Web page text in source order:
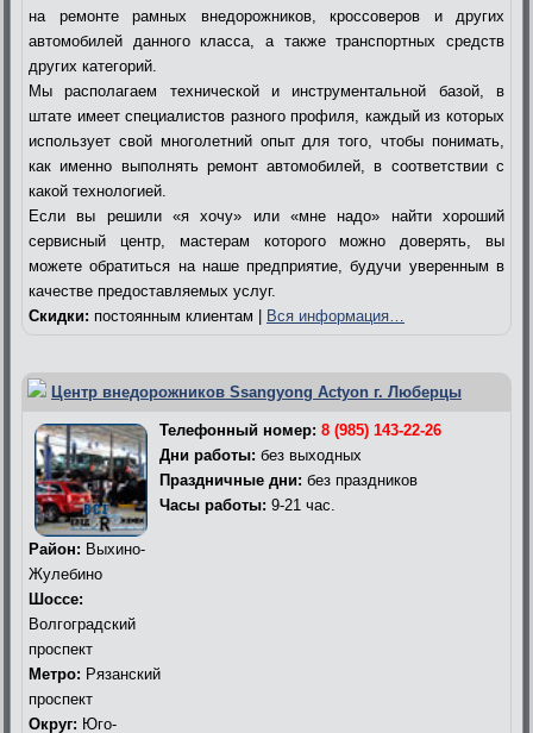
на ремонте рамных внедорожников, кроссоверов и других
автомобилей данного класса, а также транспортных средств
других категорий.
Мы располагаем технической и инструментальной базой, в
штате имеет специалистов разного профиля, каждый из которых
использует свой многолетний опыт для того, чтобы понимать,
как именно выполнять ремонт автомобилей, в соответствии с
какой технологией.
Если вы решили «я хочу» или «мне надо» найти хороший
сервисный центр, мастерам которого можно доверять, вы
можете обратиться на наше предприятие, будучи уверенным в
качестве предоставляемых услуг.
Скидки: постоянным клиентам | Вся информация…
Центр внедорожников Ssangyong Actyon г. Люберцы
Телефонный номер: 8 (985) 143-22-26
Дни работы: без выходных
Праздничные дни: без праздников
Часы работы: 9-21 час.
Район: Выхино-
Жулебино
Шоссе:
Волгоградский
проспект
Метро: Рязанский
проспект
Округ: Юго-